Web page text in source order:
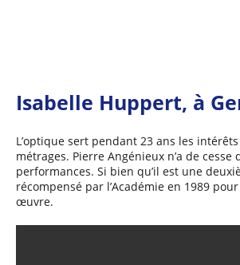
Isabelle Huppert, à
L’optique sert pendant 23 ans les
métrages. Pierre Angénieux n’a de cesse
performances. Si bien qu’il est une
récompensé par l’Académie en 1989
œuvre.